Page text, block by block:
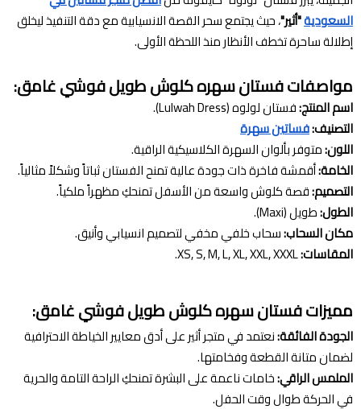
السعودية"أثير"، حيث يجتمع سحر القصة الانسيابية مع دقة التنفيذ ليخلق
إطلالة ساحرة تخطف الأنظار منذ اللحظة الأولى.
مواصفات فستان سهره كلوش طويل فوشي غامق:
اسم المنتج:فستان لولوه (Lulwah Dress).
التصنيف:فساتين سهرة
اللون:متوفر بألوان السهرة الكلاسيكية الراقية.
الخامة:أقمشة فاخرة ذات جودة عالية تمنح الفستان ثباتاً وشكلاً مثالياً.
التصميم:قصة كلوش واسعة من الأسفل تمنحكِ مظهراً ملكياً.
الطول:طويل (Maxi).
مكان السحاب:سحاب خلفي مخفي لتصميم انسيابي وأنيق.
المقاسات:
مميزات فستان سهره كلوش طويل فوشي غامق:
الجودة الفائقة:نعتمد في متجر أثير على أدق معايير الخياطة الاحترافية
لضمان متانة القطعة وفخامتها.
الملمس الراقي:خامات ناعمة على البشرة تمنحكِ الراحة التامة والحرية
في الحركة طوال وقت الحفل.